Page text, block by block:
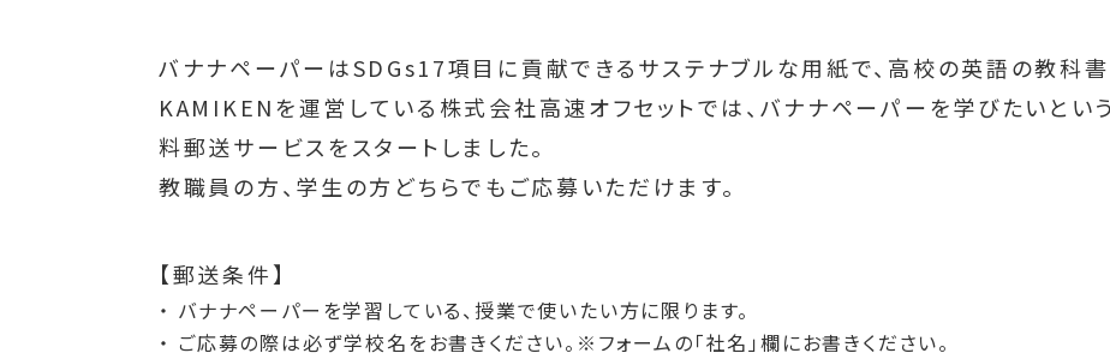
バナナペーパーはSDGs17項目に貢献できるサステナブルな用紙で、高校の英語の教科書
KAMIKENを運営している株式会社高速オフセットでは、バナナペーパーを学びたいとい
料郵送サービスをスタートしました。
教職員の方、学生の方どちらでもご応募いただけます。
【郵送条件】
バナナペーパーを学習している、授業で使いたい方に限ります。
ご応募の際は必ず学校名をお書きください。※フォームの「社名」欄にお書きください。